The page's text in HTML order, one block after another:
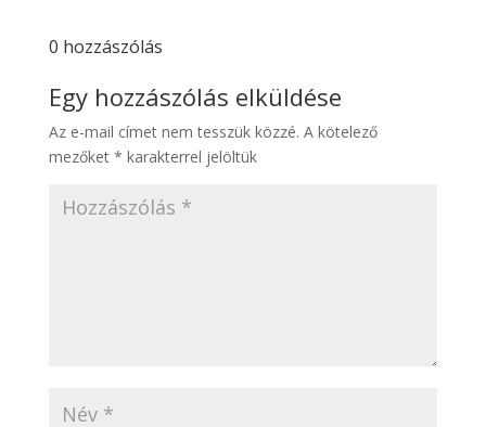
0 hozzászólás
Egy hozzászólás elküldése
Az e-mail címet nem tesszük közzé. A kötelező
mezőket * karakterrel jelöltük